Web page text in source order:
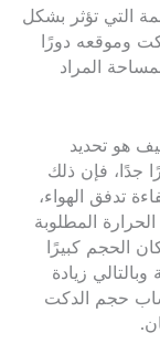
التي تؤثر بشكل
وموقعه دورًا
المراد
هو تحديد
جدًا، فإن ذلك
تدفق الهواء،
المطلوبة
الحجم كبيرًا
زيادة
حجم الدكت